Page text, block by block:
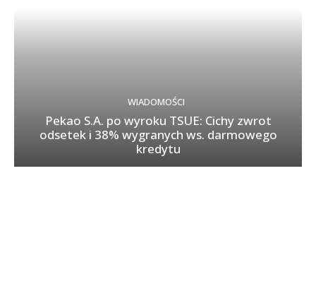
WIADOMOŚCI
Pekao S.A. po wyroku TSUE: Cichy zwrot
odsetek i 38% wygranych ws. darmowego
kredytu